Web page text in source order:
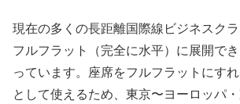
現在の多くの長距離国際線ビジネスク
フルフラット（完全に水平）に展開で
っています。座席をフルフラットにす
として使えるため、東京〜ヨーロッパ